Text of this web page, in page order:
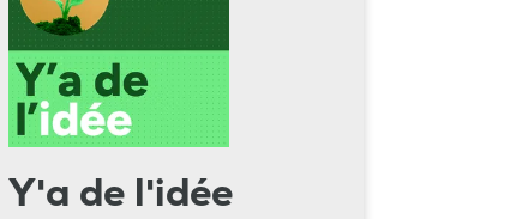
Y'a de l'idée